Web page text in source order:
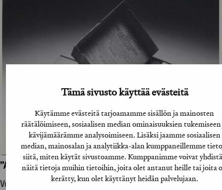
Tämä sivusto käyttää evästeitä
Käytämme evästeitä tarjoamamme sisällön ja mainosten
räätälöimiseen, sosiaalisen median ominaisuuksien
kävijämäärämme analysoimiseen. Lisäksi jaamme sosiaalisen
median, mainosalan ja analytiikka-alan kumppaneillemme
siitä, miten käytät sivustoamme. Kumppanimme voivat
näitä tietoja muihin tietoihin, joita olet antanut heille tai joita
kerätty, kun olet käyttänyt heidän palvelujaan.
”A-lehtien suoramainoslähetys”
Vuosikirjatyö